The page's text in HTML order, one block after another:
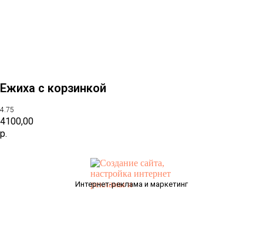
Ежиха с корзинкой
4.75
4100,00
р.
Интернет-реклама и маркетинг